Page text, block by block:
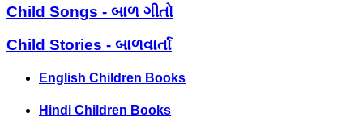
Child Songs - બાળ ગીતો
Child Stories - બાળવાર્તા
English Children Books
Hindi Children Books